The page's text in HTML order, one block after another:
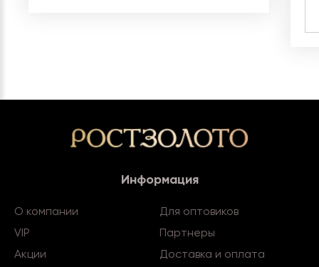
Информация
О компании
Для оптовиков
VIP
Партнеры
Акции
Доставка и оплата